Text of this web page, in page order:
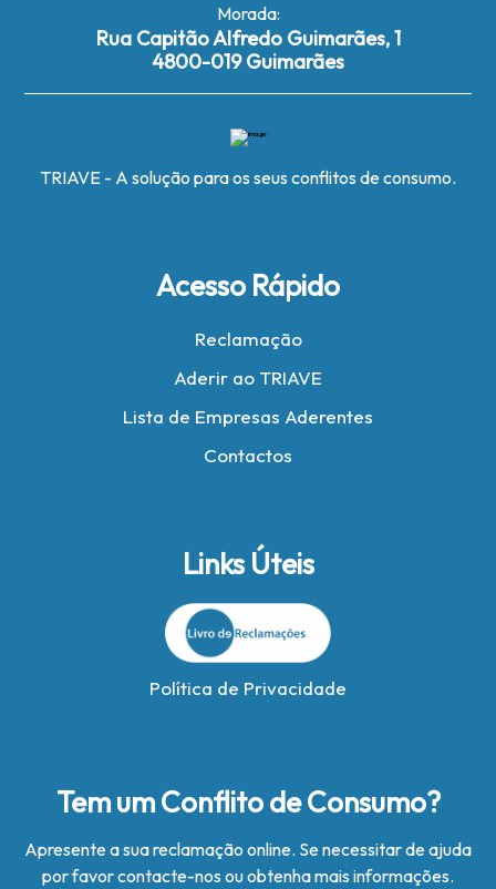
Morada:
Rua Capitão Alfredo Guimarães, 1
4800-019 Guimarães
TRIAVE - A solução para os seus conflitos de consumo.
Acesso Rápido
Reclamação
Aderir ao TRIAVE
Lista de Empresas Aderentes
Contactos
Links Úteis
Política de Privacidade
Tem um Conflito de Consumo?
Apresente a sua reclamação online. Se necessitar de ajuda
por favor contacte-nos ou obtenha mais informações.